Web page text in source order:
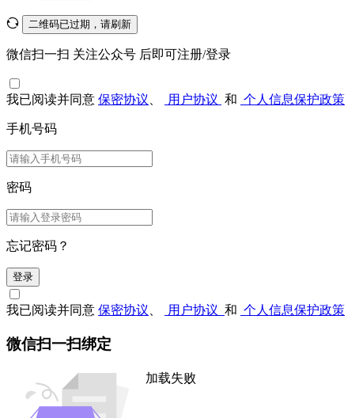
二维码已过期，请刷新
微信扫一扫 关注公众号 后即可注册/登录
我已阅读并同意 保密协议 用户协议 和 个人信息保护政策
手机号码
密码
忘记密码？
登录
我已阅读并同意 保密协议 用户协议 和 个人信息保护政策
微信扫一扫绑定
加载失败